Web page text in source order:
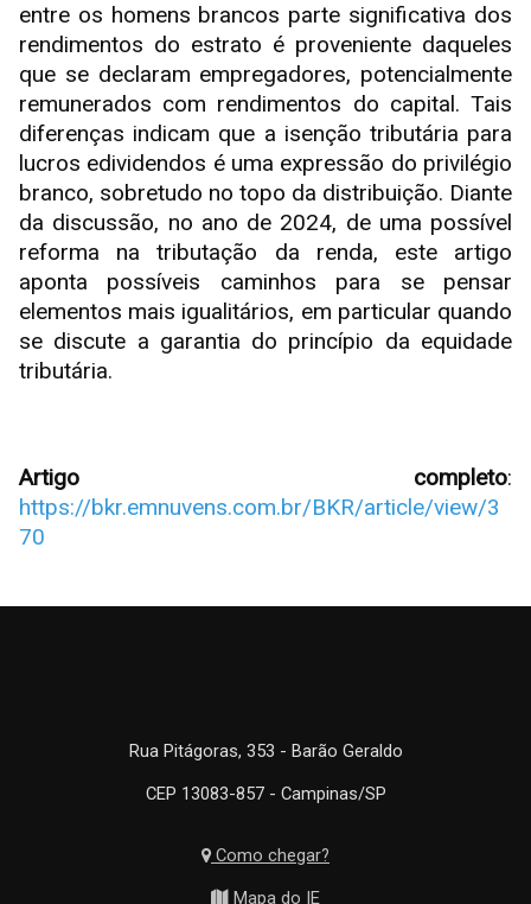
entre os homens brancos parte significativa dos
rendimentos do estrato é proveniente daqueles
que se declaram empregadores, potencialmente
remunerados com rendimentos do capital. Tais
diferenças indicam que a isenção tributária para
lucros edividendos é uma expressão do privilégio
branco, sobretudo no topo da distribuição. Diante
da discussão, no ano de 2024, de uma possível
reforma na tributação da renda, este artigo
aponta possíveis caminhos para se pensar
elementos mais igualitários, em particular quando
se discute a garantia do princípio da equidade
tributária.
Artigo completo:
https://bkr.emnuvens.com.br/BKR/article/view/3
70
Rua Pitágoras, 353 - Barão Geraldo
CEP 13083-857 - Campinas/SP
Como chegar?
Mapa do IE